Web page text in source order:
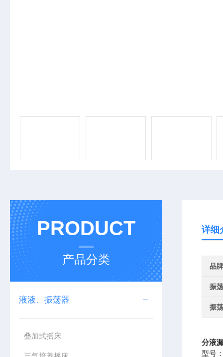
PRODUCT
产品分类
液液、振荡器
叠加式摇床
详细
品牌
振
振
分液
型号